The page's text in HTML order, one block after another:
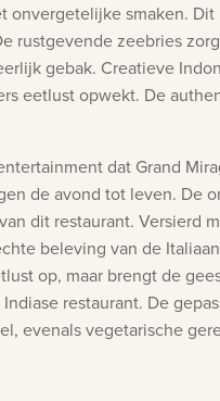
smaken.
rustgevende zeebries
gebak. Creatieve
eetlust opwekt. De
dat Grand
de avond tot leven. De
dit restaurant. Versierd
beleving van de
op, maar brengt de
restaurant. De
evenals vegetarische